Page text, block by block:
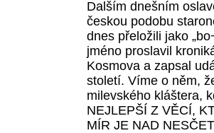
Dalším dnešním
českou podobu
dnes přeložili jako
jméno proslavil
Kosmova a zapsal
století. Víme o něm,
milevského kláštera,
NEJLEPŠÍ Z VĚCÍ,
MÍR JE NAD